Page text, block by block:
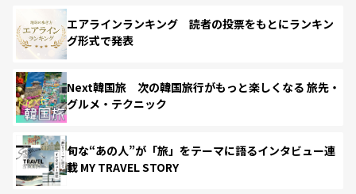
エアラインランキング 読者の投票をもとにランキン
グ形式で発表
Next韓国旅 次の韓国旅行がもっと楽しくなる 旅先・
グルメ・テクニック
旬な“あの人”が「旅」をテーマに語るインタビュー連
載 MY TRAVEL STORY